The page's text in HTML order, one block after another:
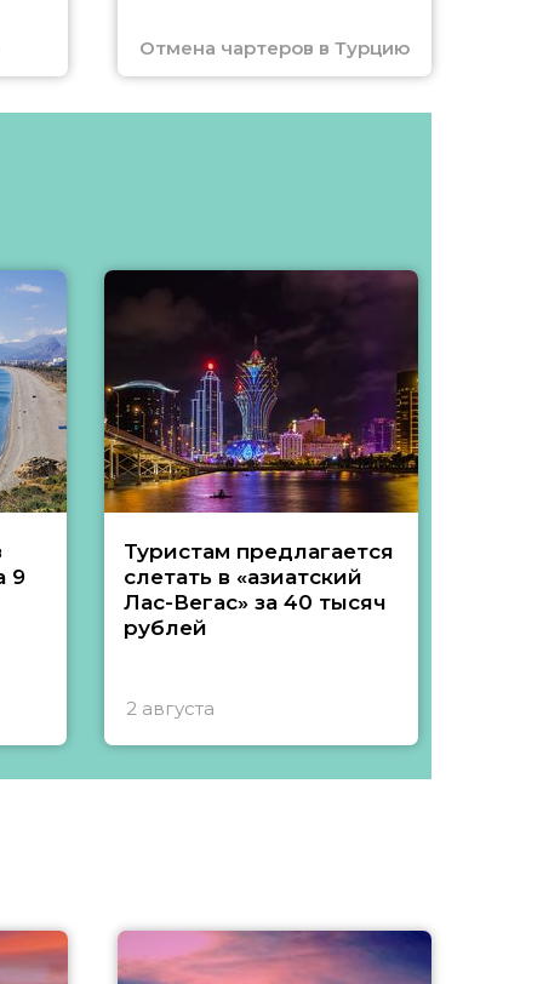
Отмена чартеров в Турцию
9
Туристам предлагается
слетать в «азиатский
Лас-Вегас» за 40 тысяч
рублей
2 августа